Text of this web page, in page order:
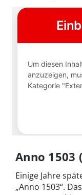
Anno 1503
Einige Jahre
„Anno 1503“.